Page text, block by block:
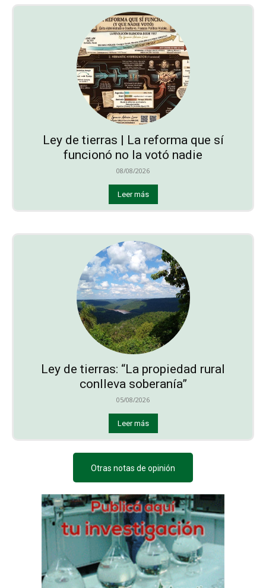
Ley de tierras | La reforma que sí
funcionó no la votó nadie
08/08/2026
Leer más
Ley de tierras: “La propiedad rural
conlleva soberanía”
05/08/2026
Leer más
Otras notas de opinión